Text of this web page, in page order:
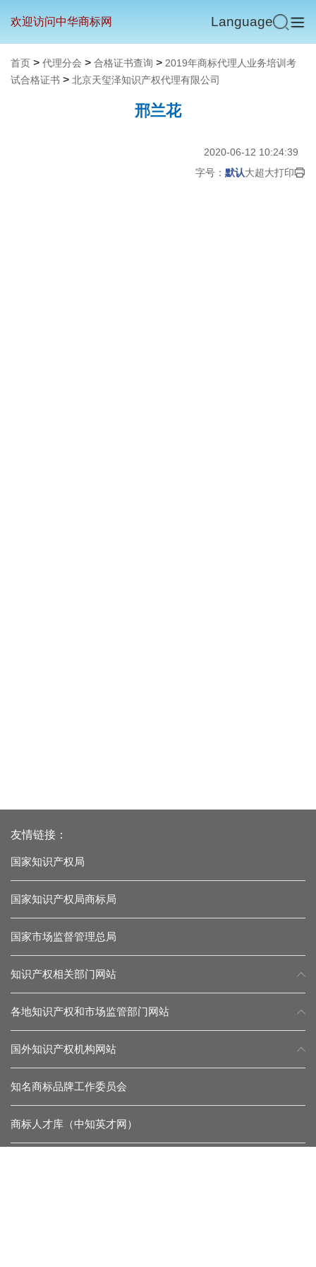
欢迎访问中华商标网 Language
首页 > 代理分会 > 合格证书查询 > 2019年商标代理人业务培训考
试合格证书 > 北京天玺泽知识产权代理有限公司
邢兰花
2020-06-12 10:24:39
字号： 默认大超大打印
友情链接：
国家知识产权局
国家知识产权局商标局
国家市场监督管理总局
知识产权相关部门网站
各地知识产权和市场监管部门网站
国外知识产权机构网站
知名商标品牌工作委员会
商标人才库（中知英才网）